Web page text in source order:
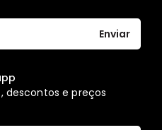
Enviar
descontos e preços